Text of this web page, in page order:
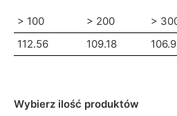
> 100 > 200 >
112.56
109.18
Wybierz ilość produktów